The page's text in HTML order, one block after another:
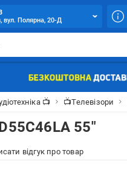
вул. Полярна, 20-Д
📺 📺Телевізори
55"
відгук про товар